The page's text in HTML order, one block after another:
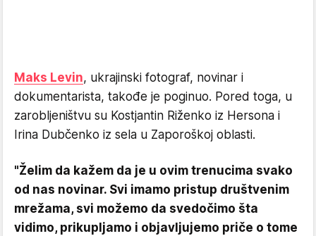
Maks Levin, ukrajinski fotograf, novinar i
dokumentarista, takođe je poginuo. Pored toga, u
zarobljeništvu su Kostjantin Riženko iz Hersona i
Irina Dubčenko iz sela u Zaporoškoj oblasti.
"Želim da kažem da je u ovim trenucima svako
od nas novinar. Svi imamo pristup društvenim
mrežama, svi možemo da svedočimo šta
vidimo, prikupljamo i objavljujemo priče o tome